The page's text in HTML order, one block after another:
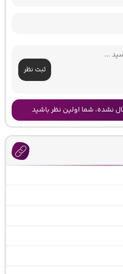
ثبت نظر
نشده، شما اولین نظر باشید